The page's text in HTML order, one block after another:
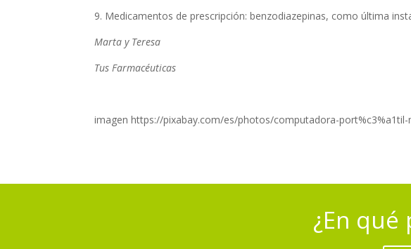
9. Medicamentos de prescripción: benzodiazepinas, como última
Marta y Teresa
Tus Farmacéuticas
imagen https://pixabay.com/es/photos/computadora-
¿En